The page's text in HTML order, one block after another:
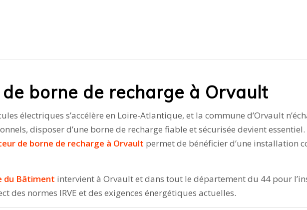
borne de recharge à Orvault
électriques s’accélère en Loire-Atlantique, et la commune d’Orvault
disposer d’une borne de recharge fiable et sécurisée devient essentiel.
de borne de recharge à Orvault permet de bénéficier d’une installation
du Bâtiment intervient à Orvault et dans tout le département du 44 pour
des normes IRVE et des exigences énergétiques actuelles.